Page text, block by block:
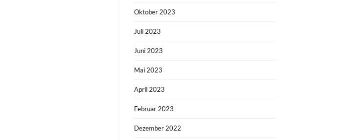
Oktober 2023
Juli 2023
Juni 2023
Mai 2023
April 2023
Februar 2023
Dezember 2022